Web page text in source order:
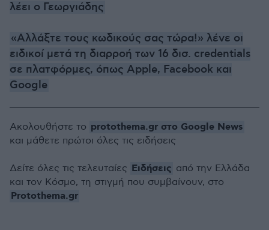
λέει ο Γεωργιάδης
«Αλλάξτε τους κωδικούς σας τώρα!» λένε οι
ειδικοί μετά τη διαρροή των 16 δισ. credentials
σε πλατφόρμες, όπως Apple, Facebook και
Google
Ακολουθήστε το protothema.gr στο Google News
και μάθετε πρώτοι όλες τις ειδήσεις
Δείτε όλες τις τελευταίες Ειδήσεις από την Ελλάδα
και τον Κόσμο, τη στιγμή που συμβαίνουν, στο
Protothema.gr